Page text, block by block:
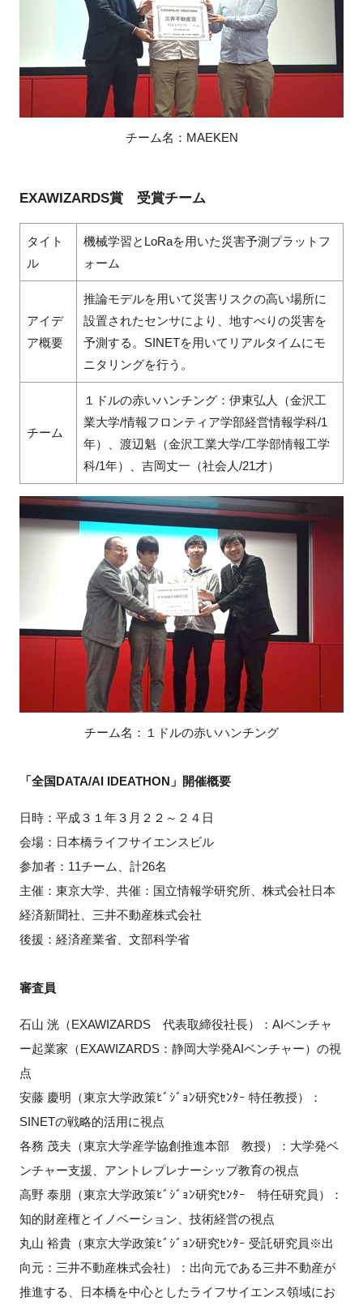
チーム名： MAEKEN
EXAWIZARDS賞 受賞チーム
タイト
ル
機械学習とLoRaを用いた災害予測プラットフ
ォーム
アイデ
ア概要
推論モデルを用いて災害リスクの高い場所に
設置されたセンサにより、地すべりの災害を
予測する。SINETを用いてリアルタイムにモ
ニタリングを行う。
チーム
１ドルの赤いハンチング：伊東弘人（金沢工
業大学/情報フロンティア学部経営情報学科/1
年）、渡辺魁（金沢工業大学/工学部情報工学
科/1年）、吉岡丈一（社会人/21才）
チーム名： １ドルの赤いハンチング
「全国DATA/AI IDEATHON」開催概要
日時：平成３１年３月２２～２４日
会場：日本橋ライフサイエンスビル
参加者：11チーム、計26名
主催：東京大学、共催：国立情報学研究所、株式会社日本
経済新聞社、三井不動産株式会社
後援：経済産業省、文部科学省
審査員
石山 洸（EXAWIZARDS 代表取締役社長）：AIベンチャ
ー起業家（EXAWIZARDS：静岡大学発AIベンチャー）の視
点
安藤 慶明（東京大学政策ﾋﾞｼﾞｮﾝ研究ｾﾝﾀｰ 特任教授）：
SINETの戦略的活用に視点
各務 茂夫（東京大学産学協創推進本部 教授）：大学発ベ
ンチャー支援、アントレプレナーシップ教育の視点
高野 泰朋（東京大学政策ﾋﾞｼﾞｮﾝ研究ｾﾝﾀｰ 特任研究員）：
知的財産権とイノベーション、技術経営の視点
丸山 裕貴（東京大学政策ﾋﾞｼﾞｮﾝ研究ｾﾝﾀｰ 受託研究員※出
向元：三井不動産株式会社）：出向元である三井不動産が
推進する、日本橋を中心としたライフサイエンス領域にお